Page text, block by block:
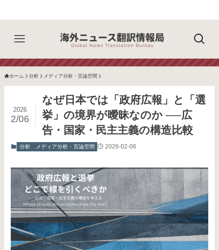
ホーム 分析 メディア分析・言論空間
なぜ日本では「政府広報」と「選
挙」の境界が曖昧なのか ──広
告・国家・民主主義の構造比較
2026
2/06
分析 メディア分析・言論空間 2026-02-06